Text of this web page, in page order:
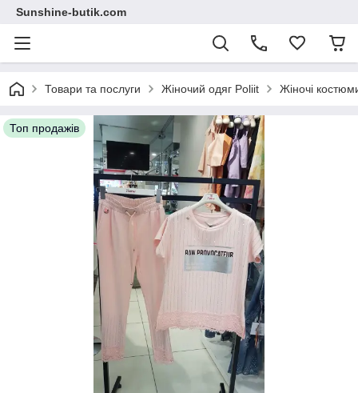
Sunshine-butik.com
Товари та послуги Жіночий одяг Poliit Жіночі
Топ продажів